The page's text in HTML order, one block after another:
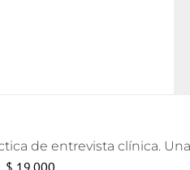
El
$ 19.000